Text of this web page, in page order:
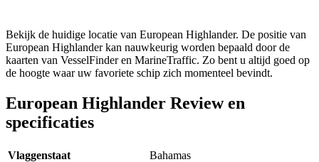
Bekijk de huidige locatie van European Highlander. De positie van
European Highlander kan nauwkeurig worden bepaald door de
kaarten van VesselFinder en MarineTraffic. Zo bent u altijd goed op
de hoogte waar uw favoriete schip zich momenteel bevindt.
European Highlander Review en
specificaties
Vlaggenstaat
Bahamas